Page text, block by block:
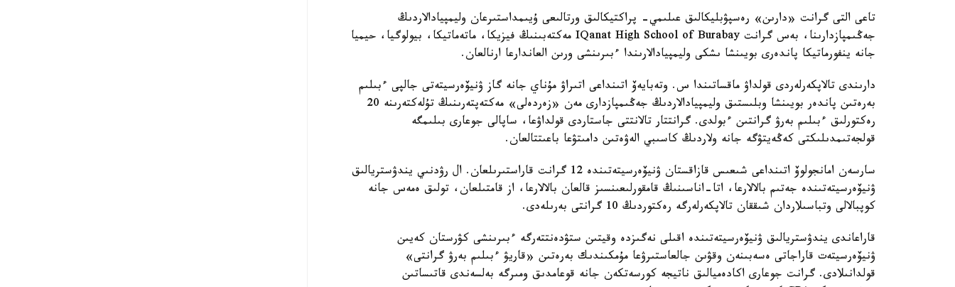
تاعى التى گرانت «دارىن» رەسپۋبليكالىق عىلىمي- پراكتيكالىق ورتالىعى ۇيىمداستىرعان وليمپيادالاردىڭ
جەڭىمپازدارىنا، بەس گرانت IQanat High School of Burabay مەكتەبىنىڭ فيزيكا، ماتەماتيكا، بيولوگيا، حيميا
جانە ينفورماتيكا پاندەرى بويىنشا ىشكى وليمپيادالارىندا ءبىرىنشى ورىن العاندارعا ارنالعان.
دارىندى تالاپكەرلەردى قولداۋ ماقساتىندا س. وتەبايەۆ اتىنداعى اتىراۋ مۇناي جانە گاز ۋنيۆەرسيتەتى جالپى ءبىلىم
بەرەتىن پاندەر بويىنشا وبلىستىق وليمپيادالاردىڭ جەڭىمپازدارى مەن «زەردەلى» مەكتەپتەرىنىڭ تۇلەكتەرىنە 20
رەكتورلىق ءبىلىم بەرۋ گرانتىن ءبولدى. گرانتتار تالانتتى جاستاردى قولداۋعا، ساپالى جوعارى بىلىمگە
قولجەتىمدىلىكتى كەڭەيتۋگە جانە ولاردىڭ كاسىبي الەۋەتىن دامىتۋعا باعىتتالعان.
سارسەن امانجولوۆ اتىنداعى شىعىس قازاقستان ۋنيۆەرسيتەتىندە 12 گرانت قاراستىرىلعان. ال رۋدنىي يندۋستريالىق
ۋنيۆەرسيتەتىندە جەتىم بالالارعا، اتا-اناسىنىڭ قامقورلىعىنسىز قالعان بالالارعا، از قامتىلعان، تولىق ەمەس جانە
كوپبالالى وتباسىلاردان شىققان تالاپكەرلەرگە رەكتوردىڭ 10 گرانتى بەرىلەدى.
قاراعاندى يندۋستريالىق ۋنيۆەرسيتەتىندە اقىلى نەگىزدە وقيتىن ستۋدەنتتەرگە ءبىرىنشى كۋرستان كەيىن
ۋنيۆەرسيتەت قاراجاتى ەسەبىنەن وقۋىن جالعاستىرۋعا مۇمكىندىك بەرەتىن «قاريۋ ءبىلىم بەرۋ گرانتى»
قولدانىلادى. گرانت جوعارى اكادەميالىق ناتيجە كورسەتكەن جانە قوعامدىق ومىرگە بەلسەندى قاتىساتىن